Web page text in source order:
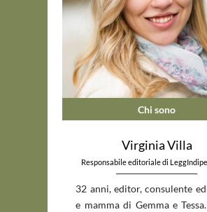
Chi sono
Virginia Villa
Responsabile editoriale di
_____________________________
32 anni, editor, consulente
e mamma di Gemma e